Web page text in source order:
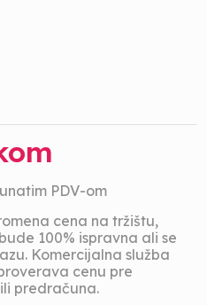
PDV-om
cena na tržištu,
100% ispravna ali se
Komercijalna služba
cenu pre
predračuna.